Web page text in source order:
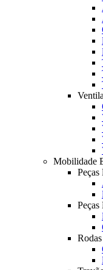
Mobilidade
Peças
Peças
Rodas